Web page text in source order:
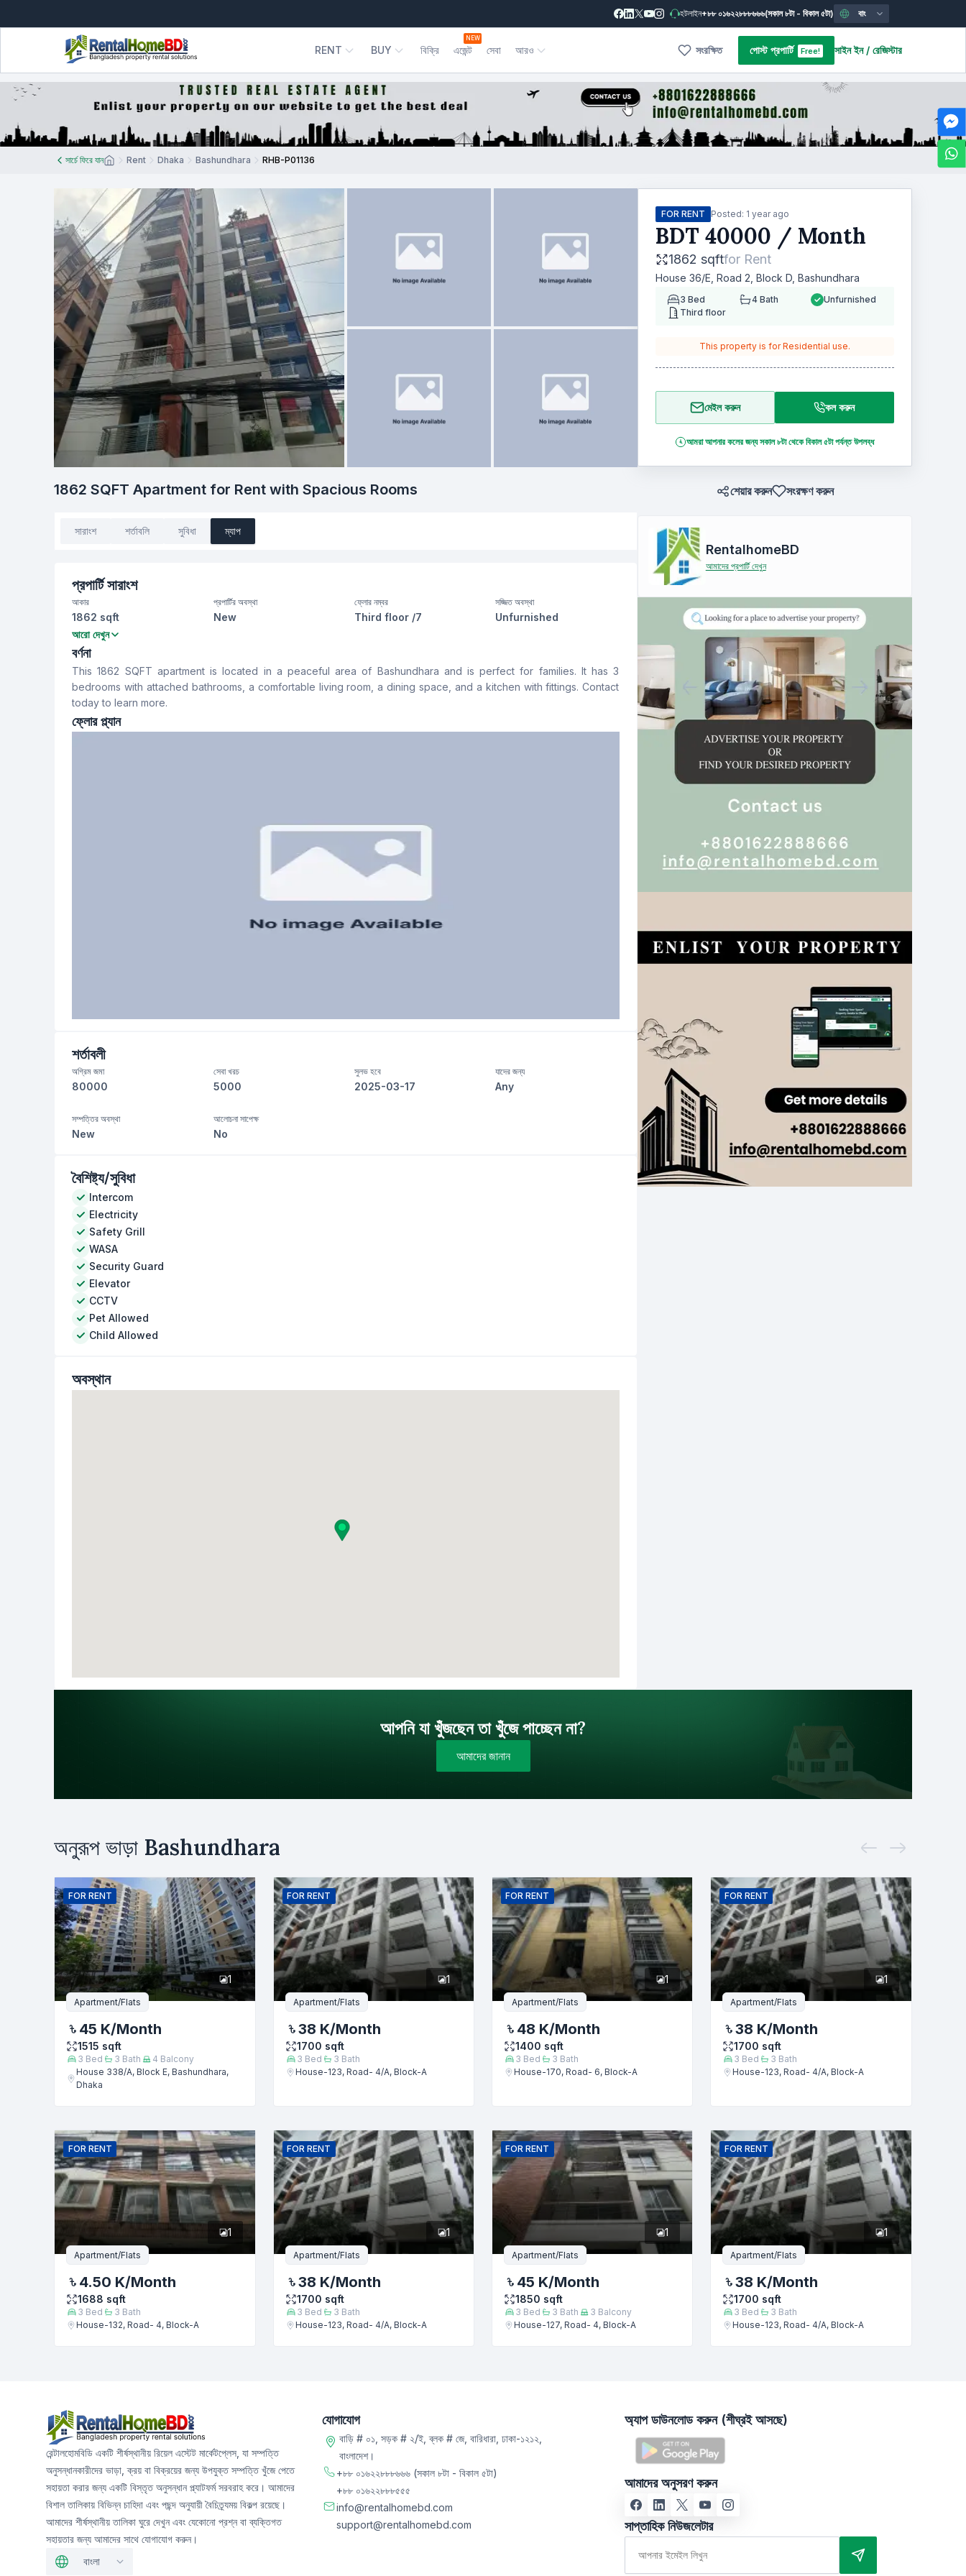
হটলাইন+৮৮ ০১৬২২৮৮৮৬৬৬(সকাল ৮টা - বিকাল ৫টা) বাং
RENT BUY বিক্রি এজেন্ট
NEW
সেবা আরও সংরক্ষিত পোস্ট প্রপার্টি Free! সাইন ইন / রেজিস্টার
সার্চে ফিরে যান Rent Dhaka Bashundhara RHB-P01136
1862 SQFT Apartment for Rent with Spacious Rooms
সারাংশ শর্তাবলি সুবিধা ম্যাপ
প্রপার্টি সারাংশ
আকার
1862 sqft
প্রপার্টির অবস্থা
New
ফ্লোর নম্বর
Third floor /7
সজ্জিত অবস্থা
Unfurnished
বেডরুম
3
Yes Tiled 1 No
স্টাফ টয়লেট
আরো দেখুন
বর্ণনা
This 1862 SQFT apartment is located in a peaceful area of Bashundhara and is perfect for families. It has 3
bedrooms with attached bathrooms, a comfortable living room, a dining space, and a kitchen with fittings. Contact
today to learn more.
ফ্লোর প্ল্যান
শর্তাবলী
অগ্রিম জমা
80000
সেবা খরচ
5000
সুলভ হবে
2025-03-17
যাদের জন্য
Any
সম্পত্তির অবস্থা
New
আলোচনা সাপেক্ষ
No
বৈশিষ্ট্য/সুবিধা
Intercom
Electricity
Safety Grill
WASA
Security Guard
Elevator
CCTV
Pet Allowed
Child Allowed
অবস্থান
FOR RENT Posted: 1 year ago
BDT 40000 / Month
1862 sqftfor Rent
House 36/E, Road 2, Block D, Bashundhara
3 Bed 4 Bath
Third floor
Unfurnished
This property is for Residential use.
মেইল করুন কল করুন
আমরা আপনার কলের জন্য সকাল ৮টা থেকে বিকাল ৫টা পর্যন্ত উপলব্ধ
শেয়ার করুন সংরক্ষণ করুন
RentalhomeBD
আমাদের প্রপার্টি দেখুন
আপনি যা খুঁজছেন তা খুঁজে পাচ্ছেন না?
আমাদের জানান
ভাড়া
ইমেইল
ফোন নম্বর
অনুরূপ ভাড়া Bashundhara
FOR RENT
1
Apartment/Flats
45 K/Month
1515 sqft
3 Bed 3 Bath 4 Balcony
House 338/A, Block E, Bashundhara,
Dhaka
FOR RENT
1
Apartment/Flats
38 K/Month
1700 sqft
3 Bed 3 Bath
House-123, Road- 4/A, Block-A
FOR RENT
1
Apartment/Flats
48 K/Month
1400 sqft
3 Bed 3 Bath
House-170, Road- 6, Block-A
FOR RENT
1
Apartment/Flats
38 K/Month
1700 sqft
3 Bed 3 Bath
House-123, Road- 4/A, Block-A
FOR RENT
1
Apartment/Flats
4.50 K/Month
1688 sqft
3 Bed 3 Bath
House-132, Road- 4, Block-A
FOR RENT
1
Apartment/Flats
38 K/Month
1700 sqft
3 Bed 3 Bath
House-123, Road- 4/A, Block-A
FOR RENT
1
Apartment/Flats
45 K/Month
1850 sqft
3 Bed 3 Bath 3 Balcony
House-127, Road- 4, Block-A
FOR RENT
1
Apartment/Flats
38 K/Month
1700 sqft
3 Bed 3 Bath
House-123, Road- 4/A, Block-A
রেন্টালহোমবিডি একটি শীর্ষস্থানীয় রিয়েল এস্টেট মার্কেটপ্লেস, যা সম্পত্তি
অনুসন্ধানকারীদের ভাড়া, ক্রয় বা বিক্রয়ের জন্য উপযুক্ত সম্পত্তি খুঁজে পেতে
সহায়তা করার জন্য একটি বিস্তৃত অনুসন্ধান প্ল্যাটফর্ম সরবরাহ করে। আমাদের
বিশাল তালিকায় বিভিন্ন চাহিদা এবং পছন্দ অনুযায়ী বৈচিত্র্যময় বিকল্প রয়েছে।
আমাদের শীর্ষস্থানীয় তালিকা ঘুরে দেখুন এবং যেকোনো প্রশ্ন বা ব্যক্তিগত
সহায়তার জন্য আমাদের সাথে যোগাযোগ করুন।
বাংলা
যোগাযোগ
বাড়ি # ০১, সড়ক # ২/ই, ব্লক # জে, বারিধারা, ঢাকা-১২১২,
বাংলাদেশ।
+৮৮ ০১৬২২৮৮৮৬৬৬ (সকাল ৮টা - বিকাল ৫টা)
+৮৮ ০১৬২২৮৮৮৫৫৫
info@rentalhomebd.com
support@rentalhomebd.com
অ্যাপ ডাউনলোড করুন (শীঘ্রই আসছে)
আমাদের অনুসরণ করুন
সাপ্তাহিক নিউজলেটার